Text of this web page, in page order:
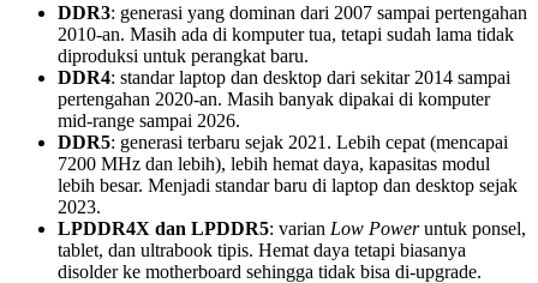
DDR3: generasi yang dominan dari 2007 sampai pertengahan
2010-an. Masih ada di komputer tua, tetapi sudah lama tidak
diproduksi untuk perangkat baru.
DDR4: standar laptop dan desktop dari sekitar 2014 sampai
pertengahan 2020-an. Masih banyak dipakai di komputer
mid-range sampai 2026.
DDR5: generasi terbaru sejak 2021. Lebih cepat (mencapai
7200 MHz dan lebih), lebih hemat daya, kapasitas modul
lebih besar. Menjadi standar baru di laptop dan desktop sejak
2023.
LPDDR4X dan LPDDR5: varian Low Poweruntuk ponsel,
tablet, dan ultrabook tipis. Hemat daya tetapi biasanya
disolder ke motherboard sehingga tidak bisa di-upgrade.